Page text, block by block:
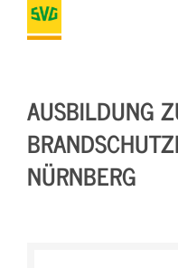
AUSBILDUNG
NÜRNBERG